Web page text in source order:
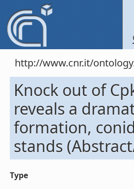
http://www.cnr.it/
Knock out of
reveals a
formation,
stands
Type